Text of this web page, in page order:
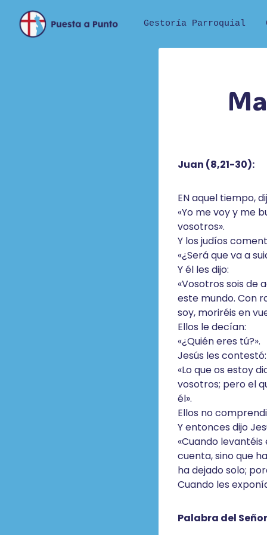
contenido
Gestoría Parroquial
Juan (8,21-30):
EN aquel tiempo,
«Yo me voy y me
vosotros».
Y los judíos
«¿Será que va a
Y él les dijo:
«Vosotros sois de
este mundo. Con
soy, moriréis en
Ellos le decían:
«¿Quién eres tú?».
Jesús les contestó:
«Lo que os estoy
vosotros; pero el
él».
Ellos no
Y entonces dijo
«Cuando levantéis
cuenta, sino que
ha dejado solo;
Cuando les
Palabra del Señor